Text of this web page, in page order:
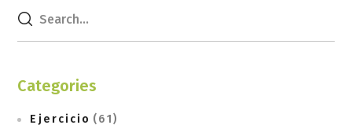
Categories
Ejercicio (61)